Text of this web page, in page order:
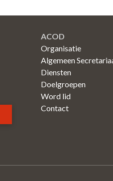
ACOD
Organisatie
Algemeen
Diensten
Doelgroepen
Word lid
Contact